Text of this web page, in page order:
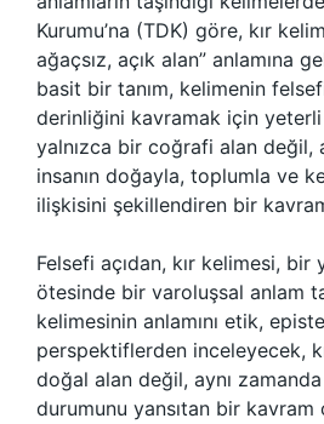
Kurumu’na (TDK) göre, kır
ağaçsız, açık alan” anlamına
basit bir tanım, kelimenin
derinliğini kavramak için yeterli
yalnızca bir coğrafi alan değil,
insanın doğayla, toplumla ve
ilişkisini şekillendiren bir
Felsefi açıdan, kır kelimesi, bir
ötesinde bir varoluşsal anlam
kelimesinin anlamını etik,
perspektiflerden inceleyecek,
doğal alan değil, aynı zamanda
durumunu yansıtan bir kavram